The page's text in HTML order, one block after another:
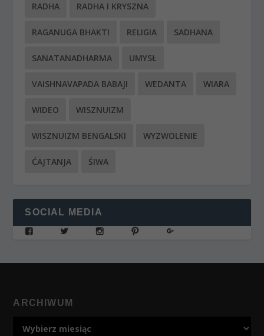
RADHA RADHA I KRYSZNA
RAGANUGA BHAKTI RELIGIA SADHANA
SANATANADHARMA UMYSŁ
VAISHNAVAPADA BABAJI WEDANTA WIARA
WIDEO WISZNUIZM
WISZNUIZM BENGALSKI WYZWOLENIE
ĆAJTANJA ŚIWA
SOCIAL MEDIA
ARCHIWUM